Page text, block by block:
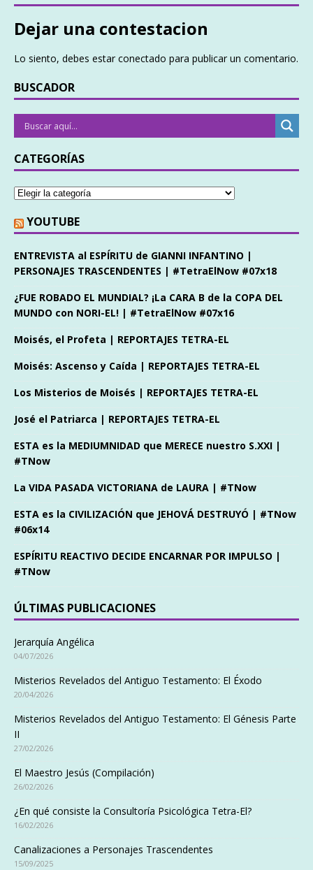
Dejar una contestacion
Lo siento, debes estar conectado para publicar un comentario.
BUSCADOR
CATEGORÍAS
YOUTUBE
ENTREVISTA al ESPÍRITU de GIANNI INFANTINO |
PERSONAJES TRASCENDENTES | #TetraElNow #07x18
¿FUE ROBADO EL MUNDIAL? ¡La CARA B de la COPA DEL
MUNDO con NORI-EL! | #TetraElNow #07x16
Moisés, el Profeta | REPORTAJES TETRA-EL
Moisés: Ascenso y Caída | REPORTAJES TETRA-EL
Los Misterios de Moisés | REPORTAJES TETRA-EL
José el Patriarca | REPORTAJES TETRA-EL
ESTA es la MEDIUMNIDAD que MERECE nuestro S.XXI |
#TNow
La VIDA PASADA VICTORIANA de LAURA | #TNow
ESTA es la CIVILIZACIÓN que JEHOVÁ DESTRUYÓ | #TNow
#06x14
ESPÍRITU REACTIVO DECIDE ENCARNAR POR IMPULSO |
#TNow
ÚLTIMAS PUBLICACIONES
Jerarquía Angélica
04/07/2026
Misterios Revelados del Antiguo Testamento: El Éxodo
20/04/2026
Misterios Revelados del Antiguo Testamento: El Génesis Parte
II
27/02/2026
El Maestro Jesús (Compilación)
26/02/2026
¿En qué consiste la Consultoría Psicológica Tetra-El?
16/02/2026
Canalizaciones a Personajes Trascendentes
15/09/2025